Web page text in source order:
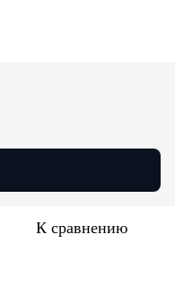
К сравнению